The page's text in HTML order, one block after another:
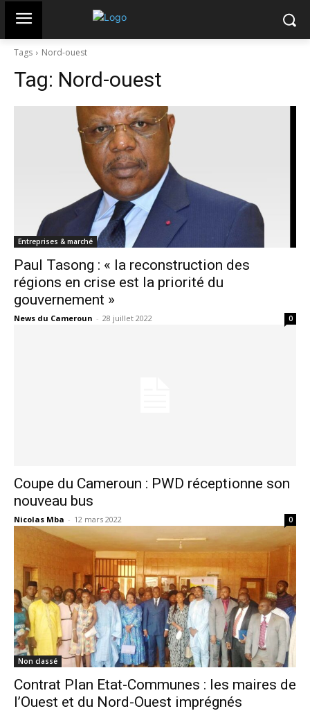
Tags Nord-ouest
Tag: Nord-ouest
Entreprises & marché
Paul Tasong : « la reconstruction des
régions en crise est la priorité du
gouvernement »
News du Cameroun - 28 juillet 2022 0
Coupe du Cameroun : PWD réceptionne son
nouveau bus
Nicolas Mba - 12 mars 2022 0
Non classé
Contrat Plan Etat-Communes : les maires de
l’Ouest et du Nord-Ouest imprégnés